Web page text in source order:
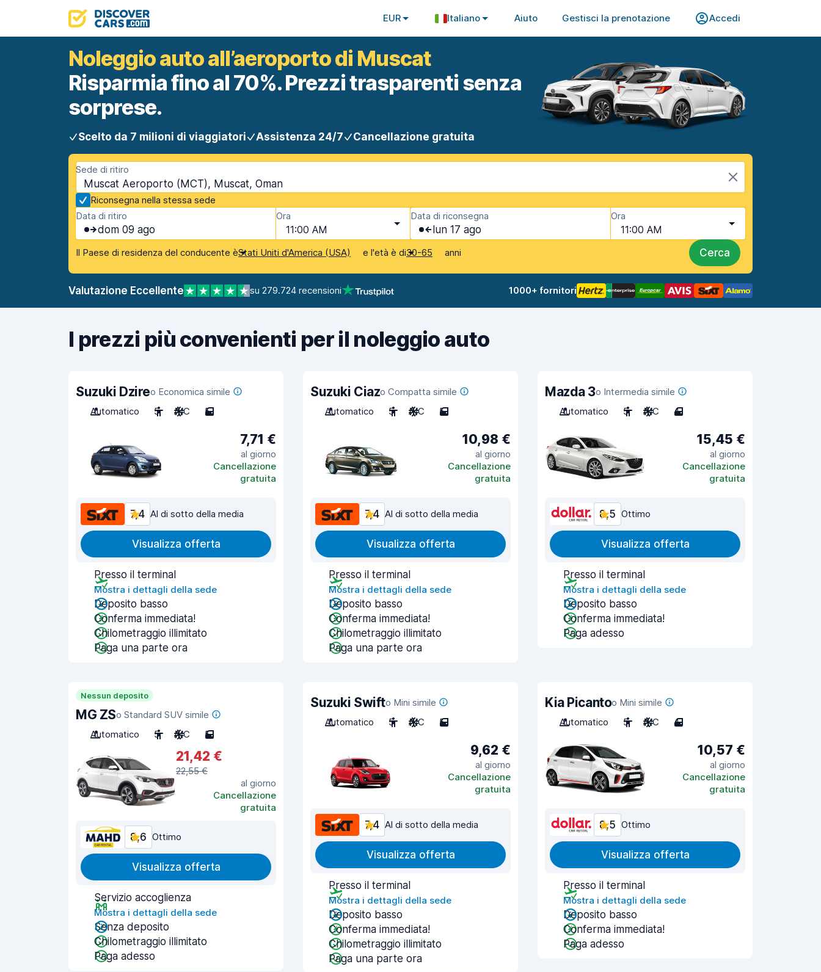
EUR Italiano Aiuto Gestisci la prenotazione Accedi
Noleggio auto all’aeroporto di Muscat
Risparmia fino al 70%. Prezzi trasparenti senza
sorprese.
Scelto da 7 milioni di viaggiatori Assistenza 24/7 Cancellazione gratuita
Sede di ritiro
Muscat Aeroporto (MCT), Muscat, Oman
Riconsegna nella stessa sede
Data di ritiro
dom 09 ago
Ora
11:00 AM
Data di riconsegna
lun 17 ago
Ora
11:00 AM
Il Paese di residenza del conducente èStati Uniti d'America (USA) e l'età è di30-65 anni Cerca
Valutazione Eccellente su 279.724 recensioni 1000+ fornitori
I prezzi più convenienti per il noleggio auto
Suzuki Dzireo Economica simile
Automatico
5 A/C 5
7,71 €
al giorno
Cancellazione
gratuita
7,4 Al di sotto della media
Visualizza offerta
Presso il terminal
Mostra i dettagli della sede
Deposito basso
Conferma immediata!
Chilometraggio illimitato
Paga una parte ora
Suzuki Ciazo Compatta simile
Automatico
5 A/C 5
10,98 €
al giorno
Cancellazione
gratuita
7,4 Al di sotto della media
Visualizza offerta
Presso il terminal
Mostra i dettagli della sede
Deposito basso
Conferma immediata!
Chilometraggio illimitato
Paga una parte ora
Mazda 3o Intermedia simile
Automatico
5 A/C 4
15,45 €
al giorno
Cancellazione
gratuita
8,5 Ottimo
Visualizza offerta
Presso il terminal
Mostra i dettagli della sede
Deposito basso
Conferma immediata!
Paga adesso
Nessun deposito
MG ZSo Standard SUV simile
Automatico
5 A/C 5
21,42 €
22,55 €
al giorno
Cancellazione
gratuita
8,6 Ottimo
Visualizza offerta
Servizio accoglienza
Mostra i dettagli della sede
Senza deposito
Chilometraggio illimitato
Paga adesso
Suzuki Swifto Mini simile
Automatico
5 A/C 5
9,62 €
al giorno
Cancellazione
gratuita
7,4 Al di sotto della media
Visualizza offerta
Presso il terminal
Mostra i dettagli della sede
Deposito basso
Conferma immediata!
Chilometraggio illimitato
Paga una parte ora
Kia Picantoo Mini simile
Automatico
5 A/C 4
10,57 €
al giorno
Cancellazione
gratuita
8,5 Ottimo
Visualizza offerta
Presso il terminal
Mostra i dettagli della sede
Deposito basso
Conferma immediata!
Paga adesso